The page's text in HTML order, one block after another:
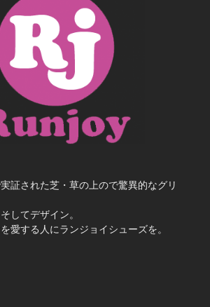
証された芝・草の上ので驚異的なグリ
してデザイン。
愛する人にランジョイシューズを。